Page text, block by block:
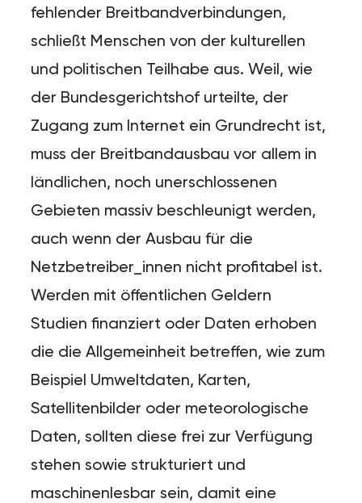
fehlender Breitbandverbindungen,
schließt Menschen von der kulturellen
und politischen Teilhabe aus. Weil, wie
der Bundesgerichtshof urteilte, der
Zugang zum Internet ein Grundrecht ist,
muss der Breitbandausbau vor allem in
ländlichen, noch unerschlossenen
Gebieten massiv beschleunigt werden,
auch wenn der Ausbau für die
Netzbetreiber_innen nicht profitabel ist.
Werden mit öffentlichen Geldern
Studien finanziert oder Daten erhoben
die die Allgemeinheit betreffen, wie zum
Beispiel Umweltdaten, Karten,
Satellitenbilder oder meteorologische
Daten, sollten diese frei zur Verfügung
stehen sowie strukturiert und
maschinenlesbar sein, damit eine